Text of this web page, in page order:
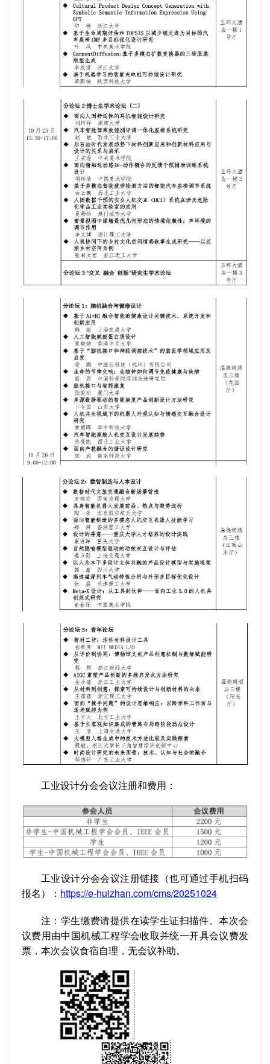
工业设计分会会议注册和费用：
工业设计分会会议注册链接（也可通过手机扫码
报名）： https://e-huizhan.com/cms/20251024
注：学生缴费请提供在读学生证扫描件。本次会
议费用由中国机械工程学会收取并统一开具会议费发
票，本次会议食宿自理，无会议补助。